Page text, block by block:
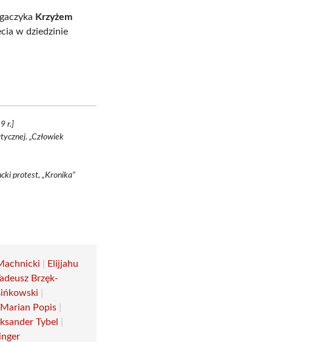
Krzyżem
w dziedzinie
r.]
„Człowiek
protest, „Kronika”
Elijjahu
Brzęk-
Marian Popis
Tybel